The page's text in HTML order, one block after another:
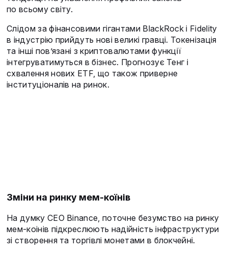
по всьому світу.
Слідом за фінансовими гігантами BlackRock і Fidelity
в індустрію прийдуть нові великі гравці. Токенізація
та інші пов’язані з криптовалютами функції
інтегруватимуться в бізнес. Прогнозує Тенг і
схвалення нових ETF, що також приверне
інституціоналів на ринок.
Зміни на ринку мем-коїнів
На думку CEO Binance, поточне безумство на ринку
мем-коінів підкреслюють надійність інфраструктури
зі створення та торгівлі монетами в блокчейні.